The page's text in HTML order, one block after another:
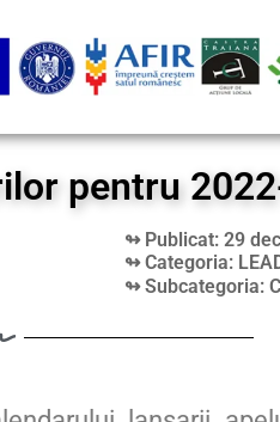
pentru
↬ Publicat: 29
↬ Categoria:
↬ Subcategoria: